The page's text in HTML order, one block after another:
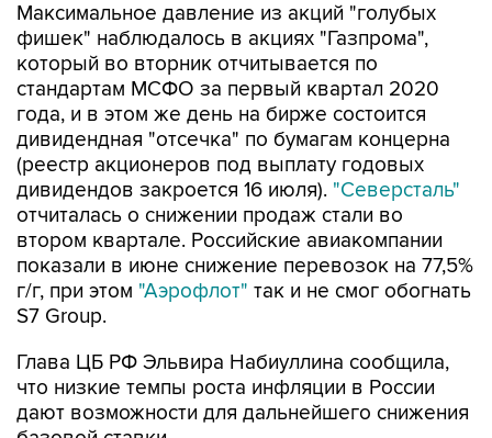
Максимальное давление из акций "голубых
фишек" наблюдалось в акциях "Газпрома",
который во вторник отчитывается по
стандартам МСФО за первый квартал 2020
года, и в этом же день на бирже состоится
дивидендная "отсечка" по бумагам концерна
(реестр акционеров под выплату годовых
дивидендов закроется 16 июля). "Северсталь"
отчиталась о снижении продаж стали во
втором квартале. Российские авиакомпании
показали в июне снижение перевозок на 77,5%
г/г, при этом "Аэрофлот" так и не смог обогнать
S7 Group.
Глава ЦБ РФ Эльвира Набиуллина сообщила,
что низкие темпы роста инфляции в России
дают возможности для дальнейшего снижения